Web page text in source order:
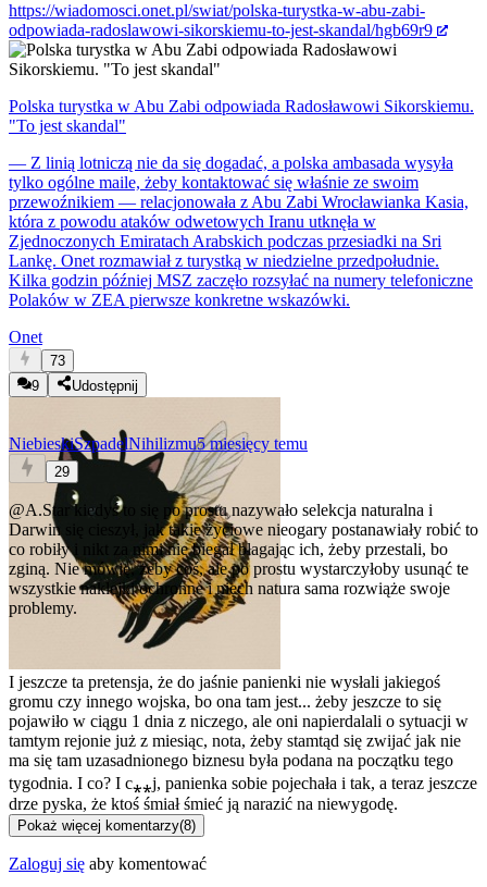
https://wiadomosci.onet.pl/swiat/polska-turystka-w-abu-zabi-
odpowiada-radoslawowi-sikorskiemu-to-jest-skandal/hgb69r9
Polska turystka w Abu Zabi odpowiada Radosławowi Sikorskiemu.
"To jest skandal"
— Z linią lotniczą nie da się dogadać, a polska ambasada wysyła
tylko ogólne maile, żeby kontaktować się właśnie ze swoim
przewoźnikiem — relacjonowała z Abu Zabi Wrocławianka Kasia,
która z powodu ataków odwetowych Iranu utknęła w
Zjednoczonych Emiratach Arabskich podczas przesiadki na Sri
Lankę. Onet rozmawiał z turystką w niedzielne przedpołudnie.
Kilka godzin później MSZ zaczęło rozsyłać na numery telefoniczne
Polaków w ZEA pierwsze konkretne wskazówki.
Onet
73
9
Udostępnij
NiebieskiSzpadelNihilizmu5 miesięcy temu
29
@A.Star
kiedyś to się po prostu nazywało selekcja naturalna i
Darwin się cieszył, jak takie życiowe nieogary postanawiały robić to
co robiły i nikt za nimi nie biegał błagając ich, żeby przestali, bo
zginą. Nie mówię, żeby coś, ale po prostu wystarczyłoby usunąć te
wszystkie naklejki ochronne i niech natura sama rozwiąże swoje
problemy.
I jeszcze ta pretensja, że do jaśnie panienki nie wysłali jakiegoś
gromu czy innego wojska, bo ona tam jest... żeby jeszcze to się
pojawiło w ciągu 1 dnia z niczego, ale oni napierdalali o sytuacji w
tamtym rejonie już z miesiąc, nota, żeby stamtąd się zwijać jak nie
ma się tam uzasadnionego biznesu była podana na początku tego
tygodnia. I co? I c⁎⁎j, panienka sobie pojechała i tak, a teraz jeszcze
drze pyska, że ktoś śmiał śmieć ją narazić na niewygodę.
Pokaż więcej komentarzy(8)
Zaloguj się aby komentować